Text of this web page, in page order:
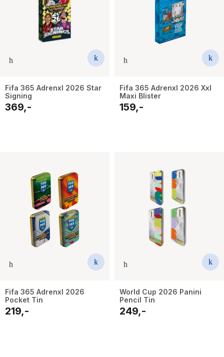
Fifa 365 Adrenxl 2026 Star
Signing
369,-
Fifa 365 Adrenxl 2026 Xxl
Maxi Blister
159,-
Fifa 365 Adrenxl 2026
Pocket Tin
219,-
World Cup 2026 Panini
Pencil Tin
249,-